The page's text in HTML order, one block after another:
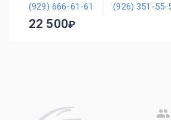
(929) 666-61-61 (926) 351-55-
22 500